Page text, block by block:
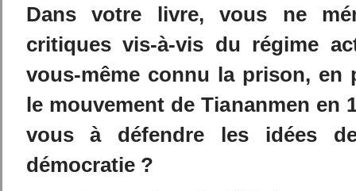
Dans votre livre, vous ne
critiques vis-à-vis du régime
vous-même connu la prison, en
le mouvement de Tiananmen en
vous à défendre les idées
démocratie ?